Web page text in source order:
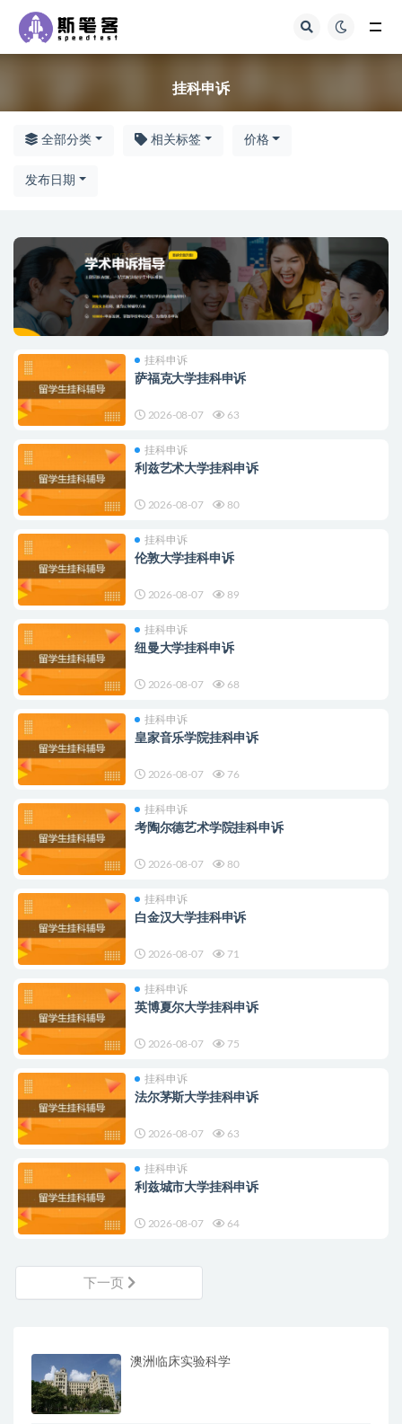
挂科申诉
全部分类 相关标签 价格
发布日期
挂科申诉
萨福克大学挂科申诉
2026-08-07 63
挂科申诉
利兹艺术大学挂科申诉
2026-08-07 80
挂科申诉
伦敦大学挂科申诉
2026-08-07 89
挂科申诉
纽曼大学挂科申诉
2026-08-07 68
挂科申诉
皇家音乐学院挂科申诉
2026-08-07 76
挂科申诉
考陶尔德艺术学院挂科申诉
2026-08-07 80
挂科申诉
白金汉大学挂科申诉
2026-08-07 71
挂科申诉
英博夏尔大学挂科申诉
2026-08-07 75
挂科申诉
法尔茅斯大学挂科申诉
2026-08-07 63
挂科申诉
利兹城市大学挂科申诉
2026-08-07 64
下一页
澳洲临床实验科学